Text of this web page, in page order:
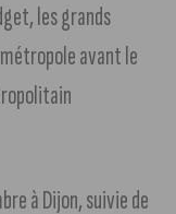
les grands
avant le
à Dijon, suivie de